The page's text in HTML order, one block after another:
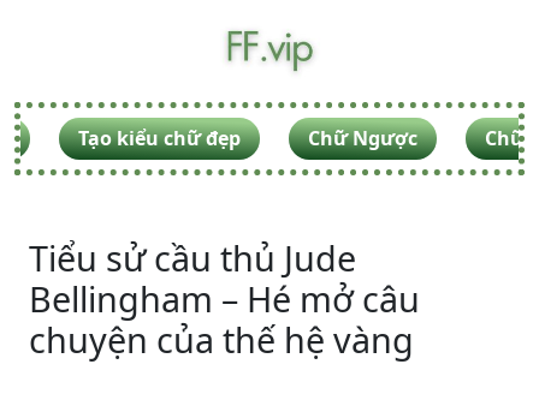
Tạo kiểu chữ đẹp Chữ Ngược Chữ
Tiểu sử cầu thủ Jude
Bellingham – Hé mở câu
chuyện của thế hệ vàng